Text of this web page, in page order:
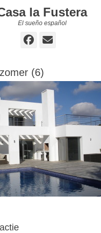
la Fustera
El sueño español
Facebook
E-
(6)